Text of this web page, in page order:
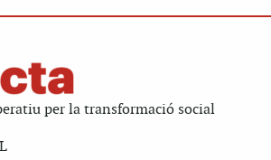
per la transformació social